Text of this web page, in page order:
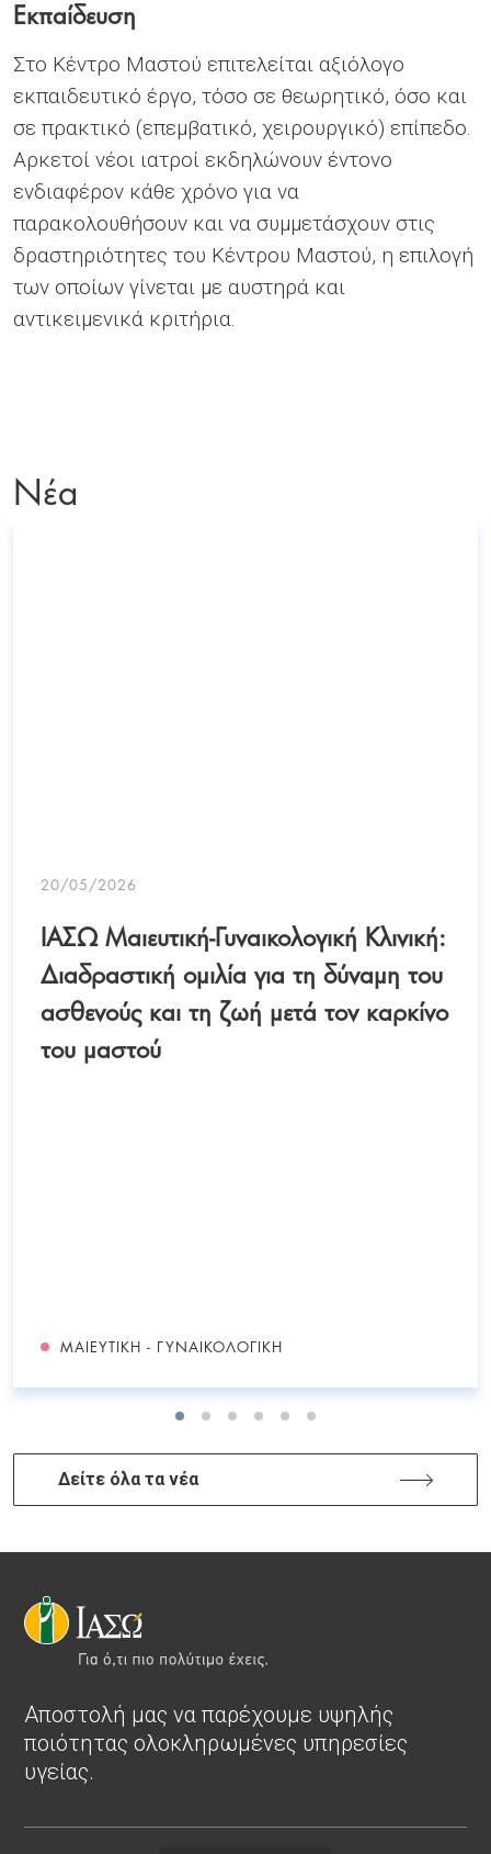
Εκπαίδευση
Στο Kέντρο Mαστού επιτελείται αξιόλογο
εκπαιδευτικό έργο, τόσο σε θεωρητικό, όσο και
σε πρακτικό (επεμβατικό, χειρουργικό) επίπεδο.
Αρκετοί νέοι ιατροί εκδηλώνουν έντονο
ενδιαφέρον κάθε χρόνο για να
παρακολουθήσουν και να συμμετάσχουν στις
δραστηριότητες του Κέντρου Μαστού, η επιλογή
των οποίων γίνεται με αυστηρά και
αντικειμενικά κριτήρια.
Νέα
20/05/2026
ΙΑΣΩ Μαιευτική-Γυναικολογική Κλινική:
Διαδραστική ομιλία για τη δύναμη του
ασθενούς και τη ζωή μετά τον καρκίνο
του μαστού
ΜΑΙΕΥΤΙΚΉ - ΓΥΝΑΙΚΟΛΟΓΙΚΉ
Δείτε όλα τα νέα
Αποστολή μας να παρέχουμε υψηλής
ποιότητας ολοκληρωμένες υπηρεσίες
υγείας.